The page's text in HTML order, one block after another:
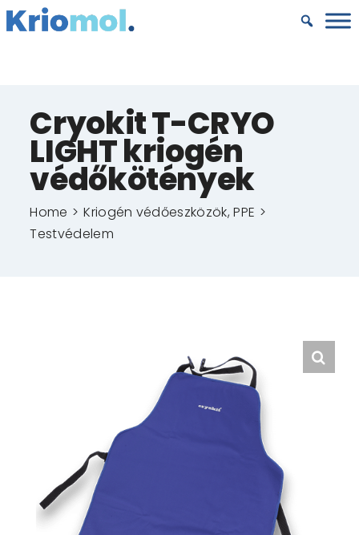
Kihagyás
Cryokit T-CRYO
LIGHT kriogén
védőkötények
Home
Kriogén védőeszközök, PPE
Testvédelem